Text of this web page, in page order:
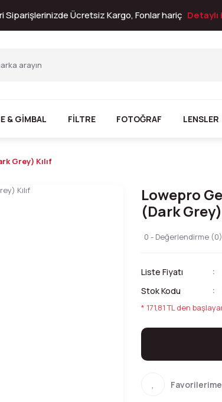
Siparişlerinizde Ücretsiz Kargo, Fonlar hariç
& GİMBAL FİLTRE FOTOĞRAF LENSLER
Grey) Kılıf
Lowepro
(Dark Grey)
0 - Değerlendirme (0)
Liste Fiyatı
Stok Kodu
* 171,81 TL den